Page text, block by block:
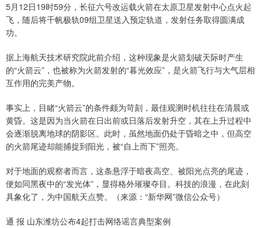
5月12日19时59分，长征六号改运载火箭在太原卫星发射中心点火起
飞，随后将千帆极轨09组卫星送入预定轨道，发射任务取得圆满成
功。
据上海航天技术研究院此前介绍，这种现象是火箭划破天际时产生
的“火箭云”，也被称为火箭发射的“暮光效应”，是火箭飞行与大气层相
互作用的完美产物。
事实上，目睹“火箭云”的条件颇为苛刻，最佳观测时机往往在清晨或
黄昏。这是因为当火箭在日出前或日落后发射升空，其在上升过程中
会逐渐脱离地球的阴影区。此时，虽然地面仍处于昏暗之中，但高空
的火箭尾迹却能捕捉到阳光，被“自上而下”照亮。
对于地面的观察者而言，这条悬浮于暗夜高空、被阳光点亮的尾迹，
便如同黑夜中的“发光体”，显得格外璀璨夺目。科技的浪漫，在此刻
具象化了，为中国航天点赞。（来源：“新华网”微信公众号）
通 报 山东潍坊公布4起打击网络谣言典型案例